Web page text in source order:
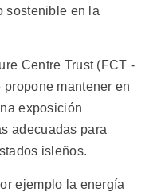
sostenible en la
Centre Trust (FCT -
mantener en
exposición
adecuadas para
isleños.
ejemplo la energía